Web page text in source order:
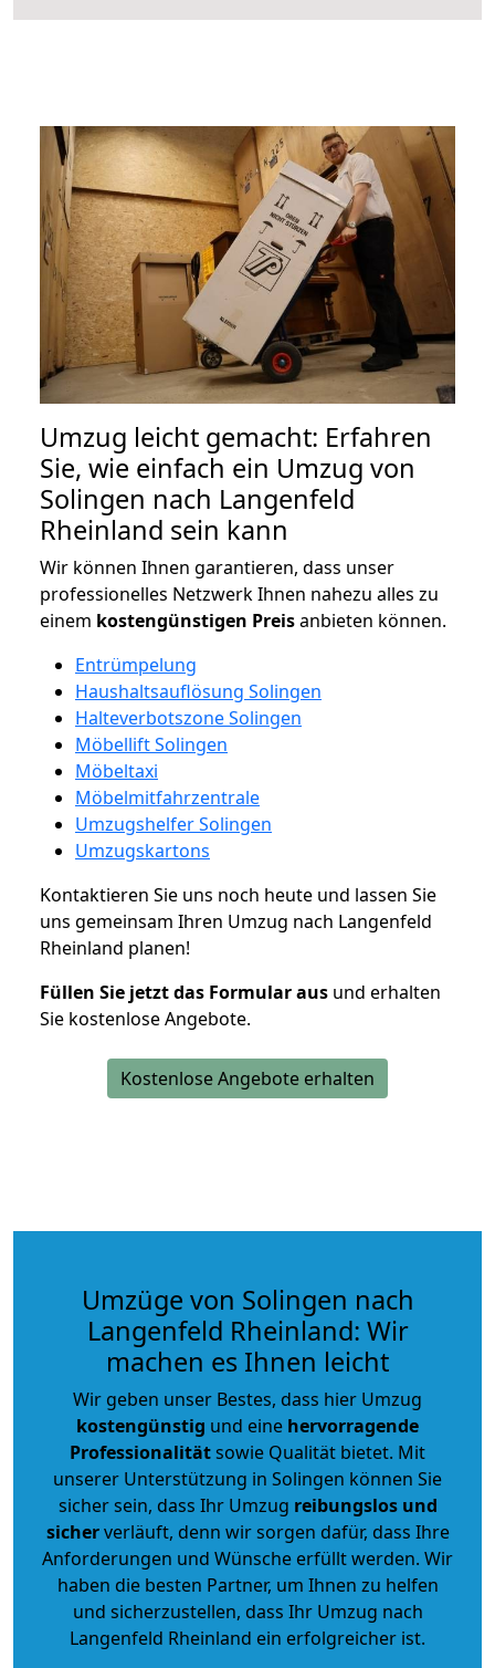
Umzug leicht gemacht: Erfahren
Sie, wie einfach ein Umzug von
Solingen nach Langenfeld
Rheinland sein kann
Wir können Ihnen garantieren, dass unser
professionelles Netzwerk Ihnen nahezu alles zu
einem kostengünstigen Preisanbieten können.
Entrümpelung
Haushaltsauflösung Solingen
Halteverbotszone Solingen
Möbellift Solingen
Möbeltaxi
Möbelmitfahrzentrale
Umzugshelfer Solingen
Umzugskartons
Kontaktieren Sie uns noch heute und lassen Sie
uns gemeinsam Ihren Umzug nach Langenfeld
Rheinland planen!
Füllen Sie jetzt das Formular aus und erhalten
Sie kostenlose Angebote.
Kostenlose Angebote erhalten
Umzüge von Solingen nach
Langenfeld Rheinland: Wir
machen es Ihnen leicht
Wir geben unser Bestes, dass hier Umzug
kostengünstig und eine hervorragende
Professionalitätsowie Qualität bietet. Mit
unserer Unterstützung in Solingen können Sie
sicher sein, dass Ihr Umzug reibungslos und
sicherverläuft, denn wir sorgen dafür, dass Ihre
Anforderungen und Wünsche erfüllt werden. Wir
haben die besten Partner, um Ihnen zu helfen
und sicherzustellen, dass Ihr Umzug nach
Langenfeld Rheinland ein erfolgreicher ist.